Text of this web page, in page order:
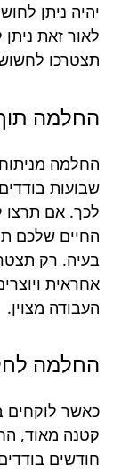
יהיה ניתן
לאור זאת
תצטרכו
החלמה
החלמה
שבועות
לכך. אם תרצו
החיים שלכם
בעיה. רק
אחראית
העבודה מצוין.
החלמה
כאשר לוקחים
קטנה מאוד,
חודשים